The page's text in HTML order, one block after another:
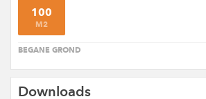
100
M2
BEGANE GROND
Downloads